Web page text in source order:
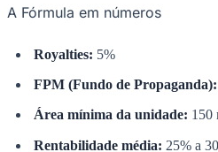
São Paulo
A Fórmula em números
Royalties: 5%
FPM (Fundo de Propaganda):
Área mínima da unidade: 150
Rentabilidade média: 25% a